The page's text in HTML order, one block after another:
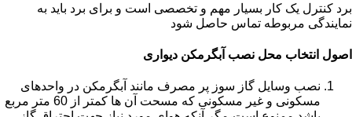
برد کنترل یک کار بسیار مهم و تخصصی است و برای برد باید به
نمایندگی مربوطه تماس حاصل شود
اصول انتخاب محل نصب آبگرمکن دیواری
نصب وسایل گاز سوز پر مصرف مانند آبگرمکن در واحدهای
مسکونی و غیر مسکونی که مسحت آن ها کمتر از 60 متر مربع